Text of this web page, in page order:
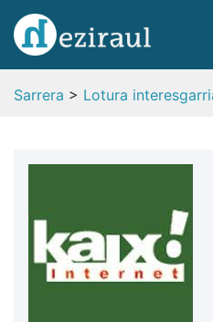
Sarrera > Lotura